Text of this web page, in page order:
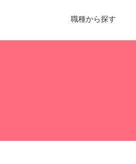
職種から探す